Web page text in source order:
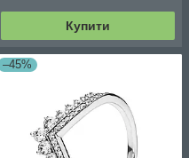
Купити
–45%